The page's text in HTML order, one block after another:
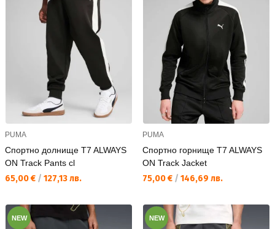
PUMA
Спортно долнище T7 ALWAYS
ON Track Pants cl
Текуща цена:
65,00 € / 127,13 лв.
PUMA
Спортно горнище T7 ALWAYS
ON Track Jacket
Текуща цена:
75,00 € / 146,69 лв.
NEW NEW